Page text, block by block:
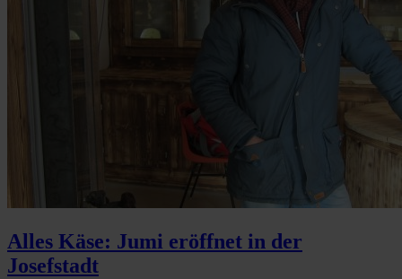
Alles Käse: Jumi eröffnet in der
Josefstadt